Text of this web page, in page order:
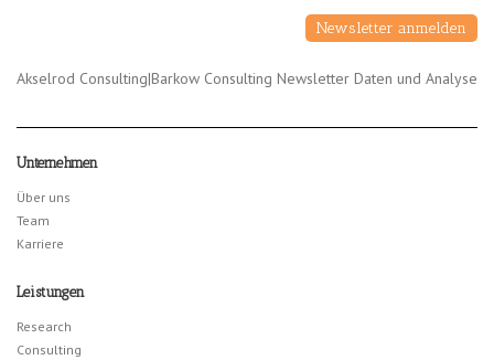
Newsletter anmelden
Akselrod Consulting|Barkow Consulting Newsletter Daten und Analyse
Unternehmen
Über uns
Team
Karriere
Leistungen
Research
Consulting